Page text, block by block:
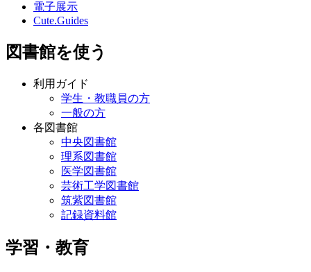
電子展示
Cute.Guides
図書館を使う
利用ガイド
学生・教職員の方
一般の方
各図書館
中央図書館
理系図書館
医学図書館
芸術工学図書館
筑紫図書館
記録資料館
学習・教育